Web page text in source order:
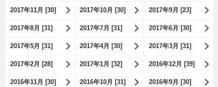
2017年11月 [30] 2017年10月 [30] 2017年9月 [23]
2017年8月 [31] 2017年7月 [31] 2017年6月 [30]
2017年5月 [31] 2017年4月 [30] 2017年3月 [31]
2017年2月 [28] 2017年1月 [32] 2016年12月 [39]
2016年11月 [30] 2016年10月 [31] 2016年9月 [30]